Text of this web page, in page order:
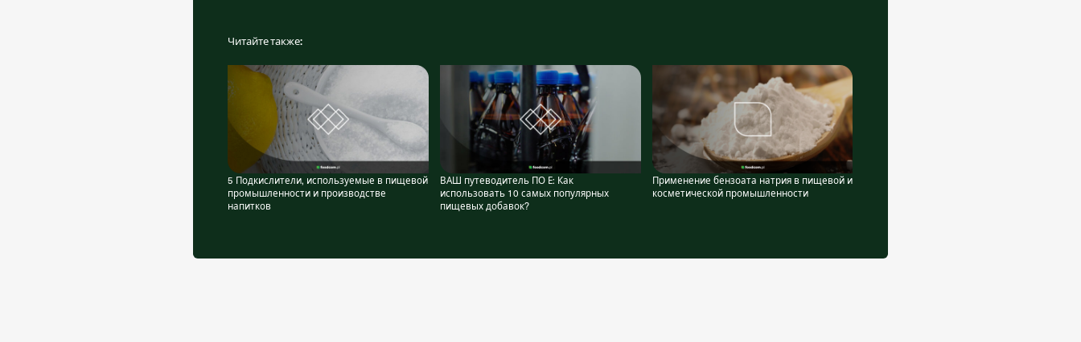
Читайте также:
5 Подкислители, используемые в пищевой
промышленности и производстве
напитков
ВАШ путеводитель ПО Е: Как
использовать 10 самых популярных
пищевых добавок?
Применение бензоата натрия в пищевой и
косметической промышленности